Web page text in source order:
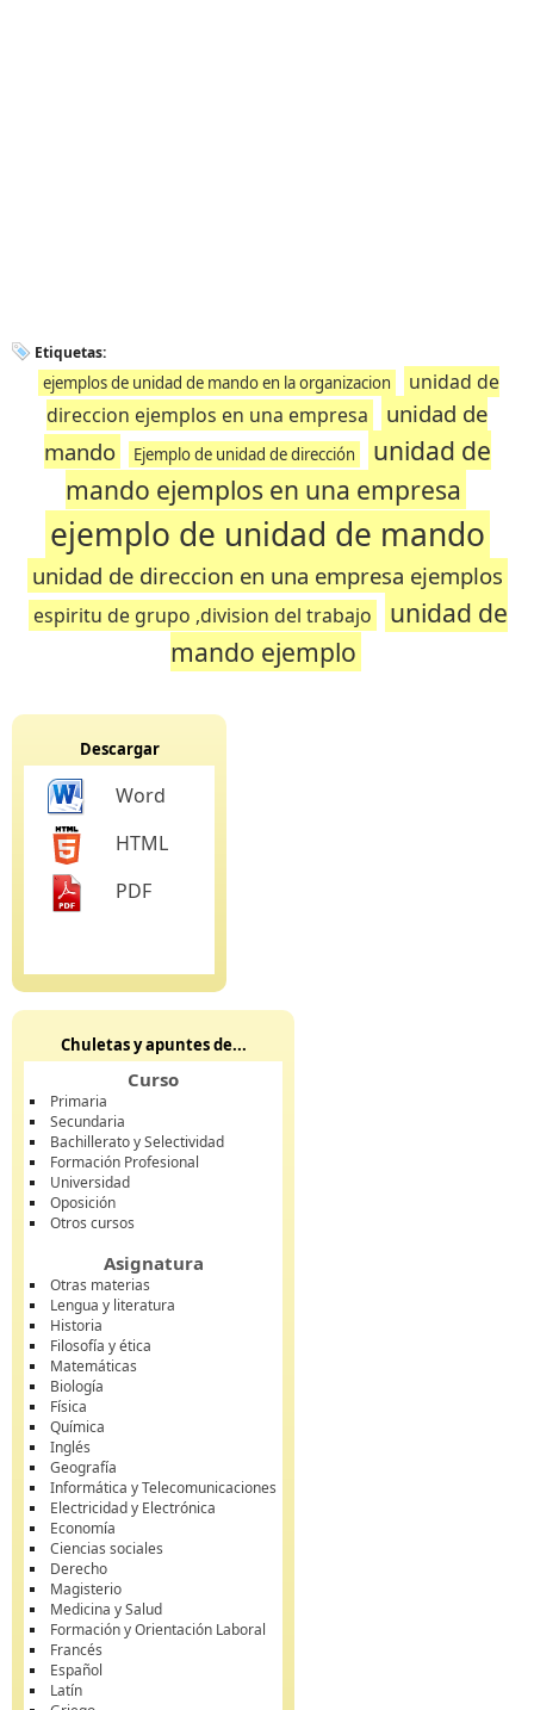
Etiquetas:
ejemplos de unidad de mando en la organizacion
unidad de
direccion ejemplos en una empresa
unidad de
mando
Ejemplo de unidad de dirección
unidad de
mando ejemplos en una empresa
ejemplo de unidad de mando
unidad de direccion en una empresa ejemplos
espiritu de grupo ,division del trabajo
unidad de
mando ejemplo
Descargar
Word
HTML
PDF
Chuletas y apuntes de...
Curso
Primaria
Secundaria
Bachillerato y Selectividad
Formación Profesional
Universidad
Oposición
Otros cursos
Asignatura
Otras materias
Lengua y literatura
Historia
Filosofía y ética
Matemáticas
Biología
Física
Química
Inglés
Geografía
Informática y Telecomunicaciones
Electricidad y Electrónica
Economía
Ciencias sociales
Derecho
Magisterio
Medicina y Salud
Formación y Orientación Laboral
Francés
Español
Latín